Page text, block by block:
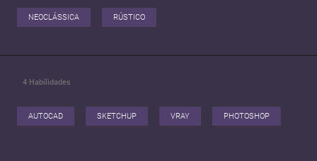
NEOCLÁSSICA RÚSTICO
4 Habilidades
AUTOCAD SKETCHUP VRAY PHOTOSHOP